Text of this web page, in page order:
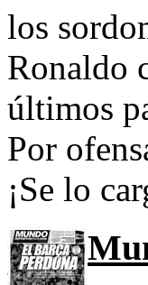
los
Ronaldo
últimos
Por
¡Se lo